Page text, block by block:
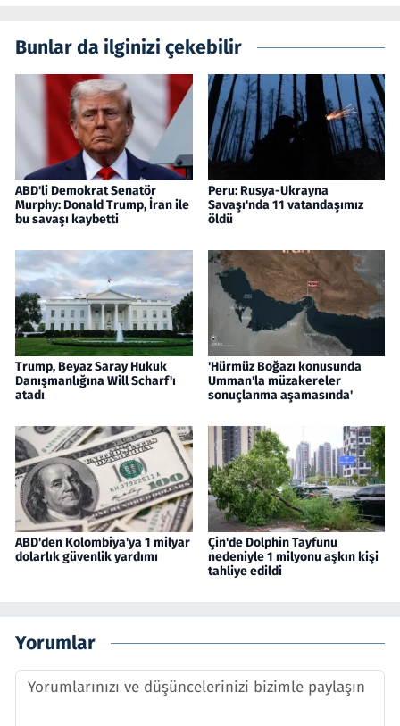
Bunlar da ilginizi çekebilir
ABD'li Demokrat Senatör
Murphy: Donald Trump, İran ile
bu savaşı kaybetti
Peru: Rusya-Ukrayna
Savaşı'nda 11 vatandaşımız
öldü
Trump, Beyaz Saray Hukuk
Danışmanlığına Will Scharf'ı
atadı
'Hürmüz Boğazı konusunda
Umman'la müzakereler
sonuçlanma aşamasında'
ABD'den Kolombiya'ya 1 milyar
dolarlık güvenlik yardımı
Çin'de Dolphin Tayfunu
nedeniyle 1 milyonu aşkın kişi
tahliye edildi
Yorumlar